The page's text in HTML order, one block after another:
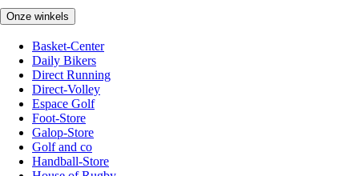
Onze winkels
Basket-Center
Daily Bikers
Direct Running
Direct-Volley
Espace Golf
Foot-Store
Galop-Store
Golf and co
Handball-Store